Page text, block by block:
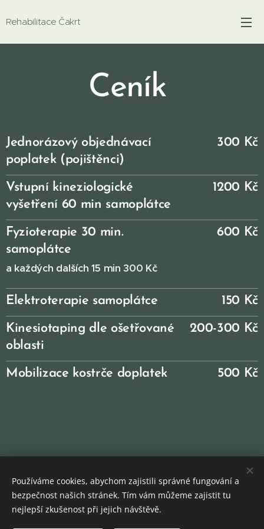
Rehabilitace Čakrt
Ceník
Jednorázový objednávací
poplatek (pojištěnci)
300 Kč
Vstupní kineziologické
vyšetření 60 min samoplátce
1200 Kč
Fyzioterapie 30 min.
samoplátce
a každých dalších 15 min 300 Kč
600 Kč
Elektroterapie samoplátce 150 Kč
Kinesiotaping dle ošetřované
oblasti
200-300 Kč
Mobilizace kostrče doplatek 500 Kč
Používáme cookies, abychom zajistili správné fungování a
bezpečnost našich stránek. Tím vám můžeme zajistit tu
nejlepší zkušenost při jejich návštěvě.